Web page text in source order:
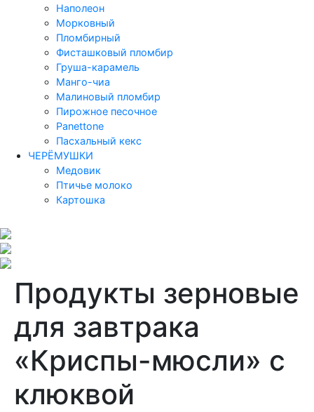
Наполеон
Морковный
Пломбирный
Фисташковый пломбир
Груша-карамель
Манго-чиа
Малиновый пломбир
Пирожное песочное
Panettone
Пасхальный кекс
ЧЕРЁМУШКИ
Медовик
Птичье молоко
Картошка
Продукты зерновые
для завтрака
«Криспы-мюсли» с
клюквой